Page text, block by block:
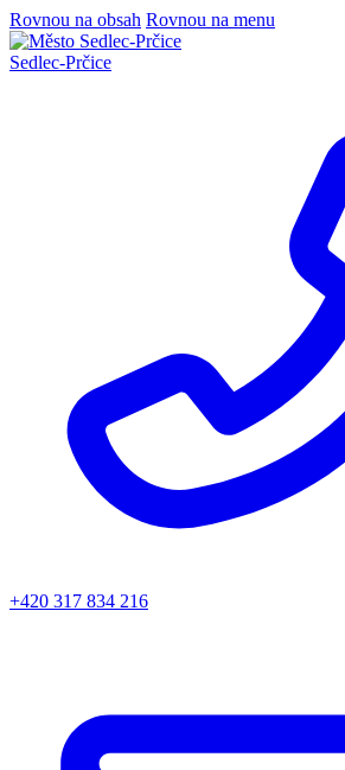
Rovnou na obsah Rovnou na menu
Sedlec-Prčice
+420 317 834 216